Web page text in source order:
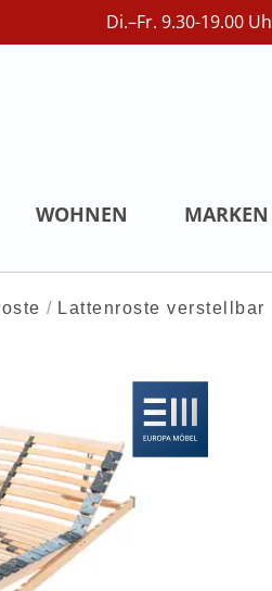
Di.–Fr. 9.30-19.00
WOHNEN MARKEN
Lattenroste verstellbar